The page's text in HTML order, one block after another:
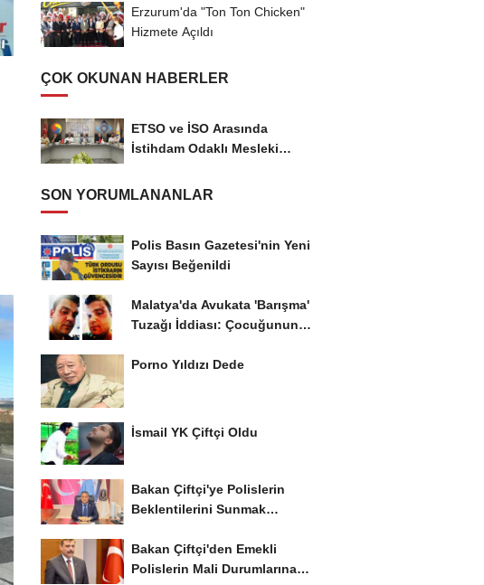
Erzurum'da "Ton Ton Chicken"
Hizmete Açıldı
ÇOK OKUNAN HABERLER
ETSO ve İSO Arasında
İstihdam Odaklı Mesleki
SON YORUMLANANLAR
Polis Basın Gazetesi'nin Yeni
Sayısı Beğenildi
Malatya'da Avukata 'Barışma'
Tuzağı İddiası: Çocuğunun
Porno Yıldızı Dede
İsmail YK Çiftçi Oldu
Bakan Çiftçi'ye Polislerin
Beklentilerini Sunmak
Bakan Çiftçi'den Emekli
Polislerin Mali Durumlarına